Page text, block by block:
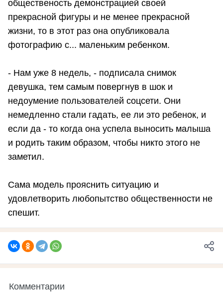
общественость демонстрацией своей
прекрасной фигуры и не менее прекрасной
жизни, то в этот раз она опубликовала
фотографию с... маленьким ребенком.
- Нам уже 8 недель, - подписала снимок
девушка, тем самым повергнув в шок и
недоумение пользователей соцсети. Они
немедленно стали гадать, ее ли это ребенок, и
если да - то когда она успела выносить малыша
и родить таким образом, чтобы никто этого не
заметил.
Сама модель прояснить ситуацию и
удовлетворить любопытство общественности не
спешит.
Комментарии